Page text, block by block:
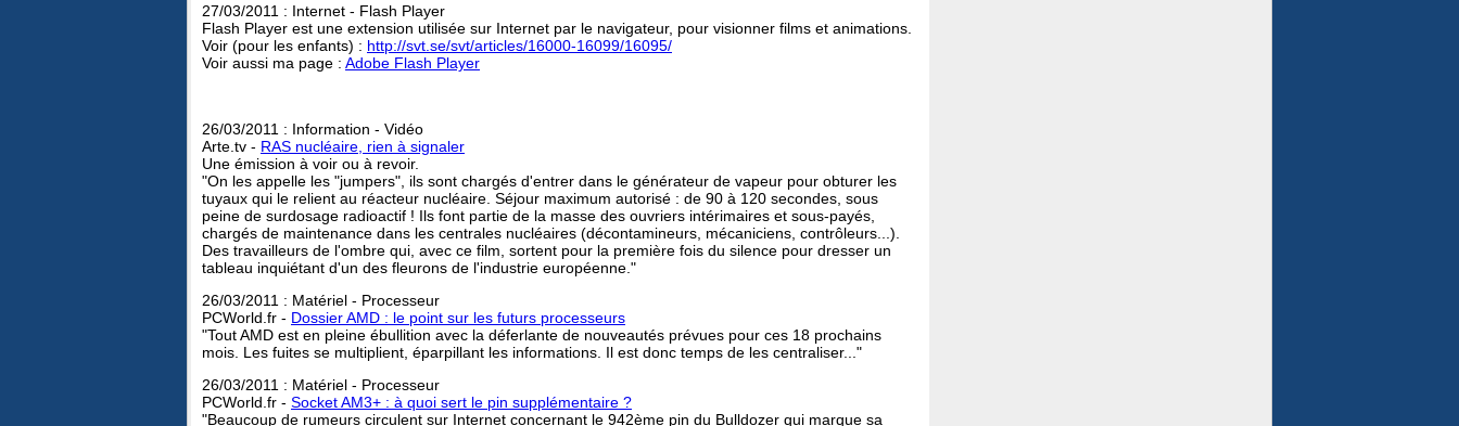
27/03/2011 : Internet - Flash Player
Flash Player est une extension utilisée sur Internet par le navigateur, pour visionner films et animations.
Voir (pour les enfants) : http://svt.se/svt/articles/16000-16099/16095/
Voir aussi ma page : Adobe Flash Player
26/03/2011 : Information - Vidéo
Arte.tv - RAS nucléaire, rien à signaler
Une émission à voir ou à revoir.
"On les appelle les "jumpers", ils sont chargés d'entrer dans le générateur de vapeur pour obturer les
tuyaux qui le relient au réacteur nucléaire. Séjour maximum autorisé : de 90 à 120 secondes, sous
peine de surdosage radioactif ! Ils font partie de la masse des ouvriers intérimaires et sous-payés,
chargés de maintenance dans les centrales nucléaires (décontamineurs, mécaniciens, contrôleurs...).
Des travailleurs de l'ombre qui, avec ce film, sortent pour la première fois du silence pour dresser un
tableau inquiétant d'un des fleurons de l'industrie européenne."
26/03/2011 : Matériel - Processeur
PCWorld.fr - Dossier AMD : le point sur les futurs processeurs
"Tout AMD est en pleine ébullition avec la déferlante de nouveautés prévues pour ces 18 prochains
mois. Les fuites se multiplient, éparpillant les informations. Il est donc temps de les centraliser..."
26/03/2011 : Matériel - Processeur
PCWorld.fr - Socket AM3+ : à quoi sert le pin supplémentaire ?
"Beaucoup de rumeurs circulent sur Internet concernant le 942ème pin du Bulldozer qui marque sa